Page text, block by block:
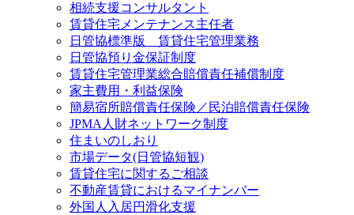
相続支援コンサルタント
賃貸住宅メンテナンス主任者
日管協標準版 賃貸住宅管理業務
日管協預り金保証制度
賃貸住宅管理業総合賠償責任補償制度
家主費用・利益保険
簡易宿所賠償責任保険／民泊賠償責任保険
JPMA人財ネットワーク制度
住まいのしおり
市場データ(日管協短観)
賃貸住宅に関するご相談
不動産賃貸におけるマイナンバー
外国人入居円滑化支援